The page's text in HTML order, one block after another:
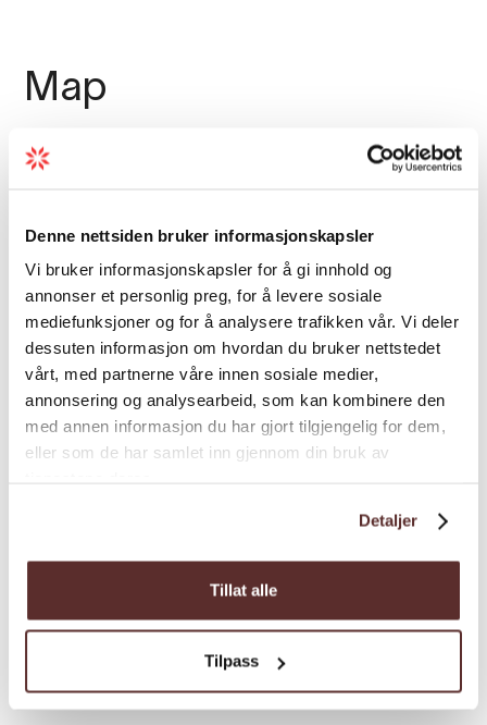
Denne nettsiden bruker informasjonskapsler
Vi bruker informasjonskapsler for å gi innhold og
annonser et personlig preg, for å levere sosiale
mediefunksjoner og for å analysere trafikken vår. Vi deler
dessuten informasjon om hvordan du bruker nettstedet
vårt, med partnerne våre innen sosiale medier,
annonsering og analysearbeid, som kan kombinere den
med annen informasjon du har gjort tilgjengelig for dem,
eller som de har samlet inn gjennom din bruk av
Detaljer
Tillat alle
Tilpass
Map